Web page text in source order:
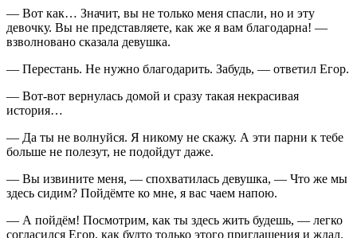
— Вот как… Значит, вы не только меня спасли, но и эту
девочку. Вы не представляете, как же я вам благодарна! —
взволновано сказала девушка.
— Перестань. Не нужно благодарить. Забудь, — ответил Егор.
— Вот-вот вернулась домой и сразу такая некрасивая
история…
— Да ты не волнуйся. Я никому не скажу. А эти парни к тебе
больше не полезут, не подойдут даже.
— Вы извините меня, — спохватилась девушка, — Что же мы
здесь сидим? Пойдёмте ко мне, я вас чаем напою.
— А пойдём! Посмотрим, как ты здесь жить будешь, — легко
согласился Егор, как будто только этого приглашения и ждал.